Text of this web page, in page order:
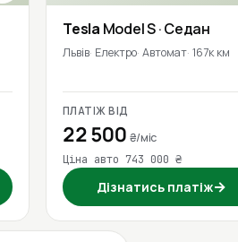
Tesla Model S· Седан
Львів Електро Автомат 167к км
ПЛАТІЖ ВІД
22 500 ₴/міс
Ціна авто 743 000 ₴
Дізнатись платіж→